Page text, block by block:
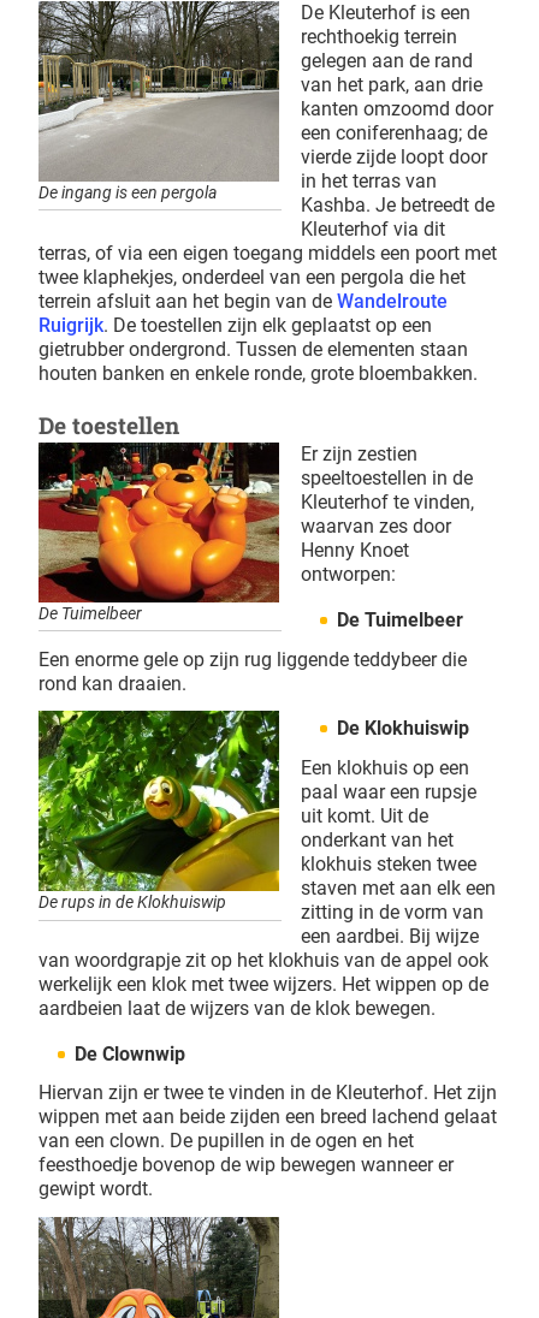
De ingang is een pergola
De Kleuterhof is een
rechthoekig terrein
gelegen aan de rand
van het park, aan drie
kanten omzoomd door
een coniferenhaag; de
vierde zijde loopt door
in het terras van
Kashba. Je betreedt de
Kleuterhof via dit
terras, of via een eigen toegang middels een poort met
twee klaphekjes, onderdeel van een pergola die het
terrein afsluit aan het begin van de Wandelroute
Ruigrijk. De toestellen zijn elk geplaatst op een
gietrubber ondergrond. Tussen de elementen staan
houten banken en enkele ronde, grote bloembakken.
De toestellen
De Tuimelbeer
Er zijn zestien
speeltoestellen in de
Kleuterhof te vinden,
waarvan zes door
Henny Knoet
ontworpen:
De Tuimelbeer
Een enorme gele op zijn rug liggende teddybeer die
rond kan draaien.
De rups in de Klokhuiswip
De Klokhuiswip
Een klokhuis op een
paal waar een rupsje
uit komt. Uit de
onderkant van het
klokhuis steken twee
staven met aan elk een
zitting in de vorm van
een aardbei. Bij wijze
van woordgrapje zit op het klokhuis van de appel ook
werkelijk een klok met twee wijzers. Het wippen op de
aardbeien laat de wijzers van de klok bewegen.
De Clownwip
Hiervan zijn er twee te vinden in de Kleuterhof. Het zijn
wippen met aan beide zijden een breed lachend gelaat
van een clown. De pupillen in de ogen en het
feesthoedje bovenop de wip bewegen wanneer er
gewipt wordt.